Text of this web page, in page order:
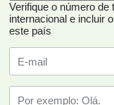
Verifique o número de
internacional e incluir
este país